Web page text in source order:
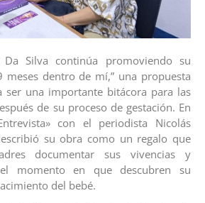
Silva continúa promoviendo su
dentro de mí,” una propuesta
ser una importante bitácora para las
de su proceso de gestación. En
con el periodista Nicolás
su obra como un regalo que
documentar sus vivencias y
momento en que descubren su
del bebé.